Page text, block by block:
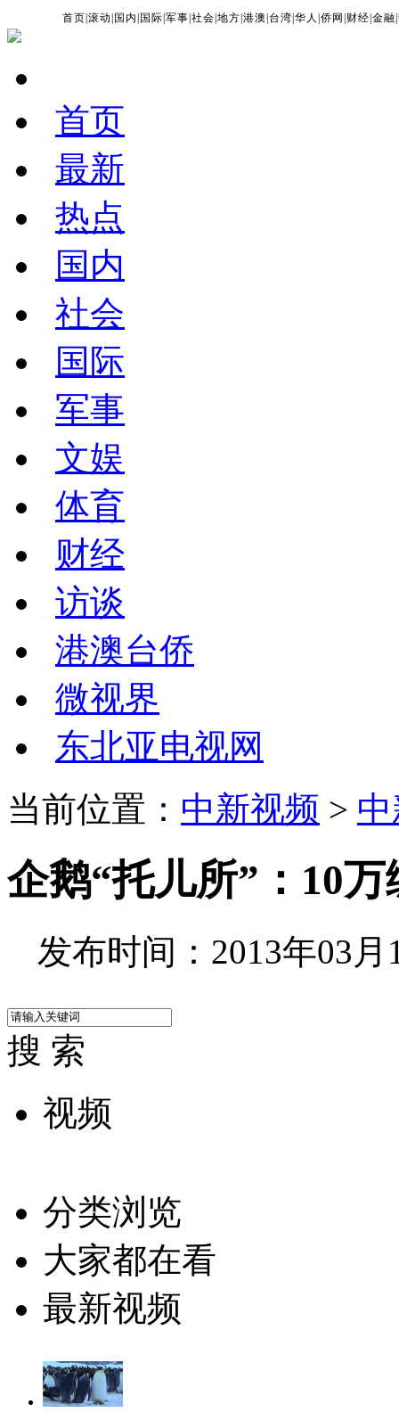
首页 |滚动 国内 国际 |军事 |社会 |地方 |港澳 台湾 |华人 |侨网 财经 |金融 |
首页
最新
热点
国内
社会
国际
军事
文娱
体育
财经
访谈
港澳台侨
微视界
东北亚电视网
当前位置： 中新视频 >
企鹅“托儿所”：10
发布时间：2013年03月
搜 索
视频
分类浏览
大家都在看
最新视频